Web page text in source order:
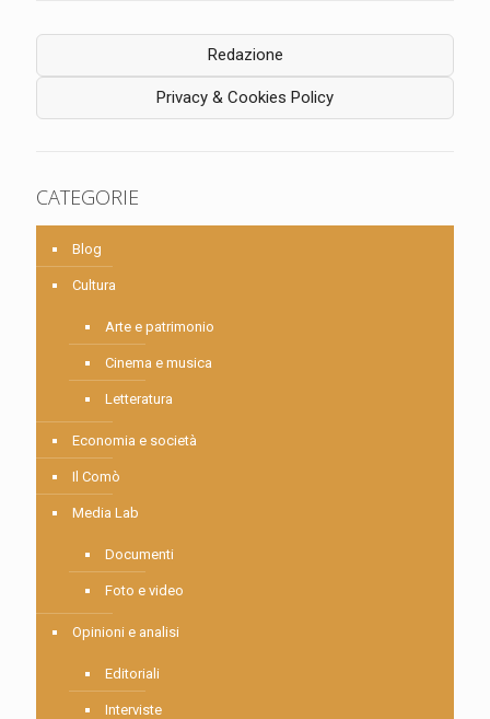
Redazione
Privacy & Cookies Policy
CATEGORIE
Blog
Cultura
Arte e patrimonio
Cinema e musica
Letteratura
Economia e società
Il Comò
Media Lab
Documenti
Foto e video
Opinioni e analisi
Editoriali
Interviste